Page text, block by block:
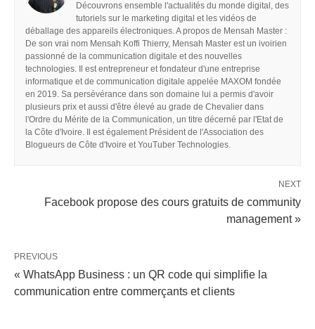
Découvrons ensemble l'actualités du monde digital, des
tutoriels sur le marketing digital et les vidéos de
déballage des appareils électroniques. A propos de Mensah Master :
De son vrai nom Mensah Koffi Thierry, Mensah Master est un ivoirien
passionné de la communication digitale et des nouvelles
technologies. Il est entrepreneur et fondateur d'une entreprise
informatique et de communication digitale appelée MAXOM fondée
en 2019. Sa persévérance dans son domaine lui a permis d'avoir
plusieurs prix et aussi d'être élevé au grade de Chevalier dans
l'Ordre du Mérite de la Communication, un titre décerné par l'Etat de
la Côte d'Ivoire. Il est également Président de l'Association des
Blogueurs de Côte d'Ivoire et YouTuber Technologies.
NEXT
Facebook propose des cours gratuits de community
management »
PREVIOUS
« WhatsApp Business : un QR code qui simplifie la
communication entre commerçants et clients